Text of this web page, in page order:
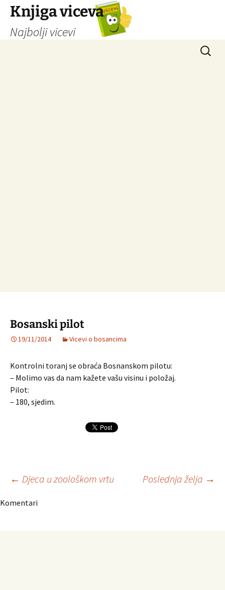
Knjiga viceva
Najbolji vicevi
Bosanski pilot
19/11/2014 Vicevi o bosancima
Kontrolni toranj se obraća Bosnanskom pilotu:
– Molimo vas da nam kažete vašu visinu i položaj.
Pilot:
– 180, sjedim.
Navigacija
← Djeca u zoološkom vrtu Poslednja želja →
Komentari